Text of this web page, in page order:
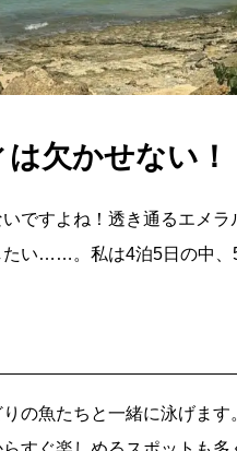
欠かせない！
ですよね！透き通るエメラ
い……。私は4泊5日の中、
の魚たちと一緒に泳げます